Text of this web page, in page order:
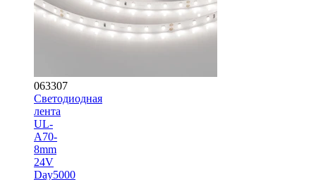
063307
Светодиодная
лента
UL-
A70-
8mm
24V
Day5000